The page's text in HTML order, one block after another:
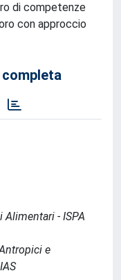
di competenze
con approccio
- ISPA
e